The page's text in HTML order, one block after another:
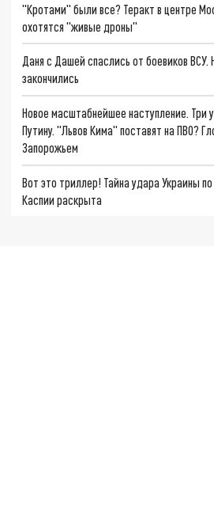
"Кротами" были все? Теракт в центре
охотятся "живые дроны"
Даня с Дашей спаслись от боевиков
закончились
Новое масштабнейшее наступление. Три
Путину. "Львов Кима" поставят на ПВО?
Запорожьем
Вот это триллер! Тайна удара Украины
Каспии раскрыта